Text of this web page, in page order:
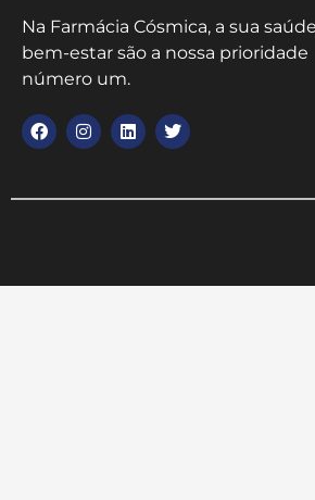
Na Farmácia Cósmica, a sua
bem-estar são a nossa prioridade
número um.